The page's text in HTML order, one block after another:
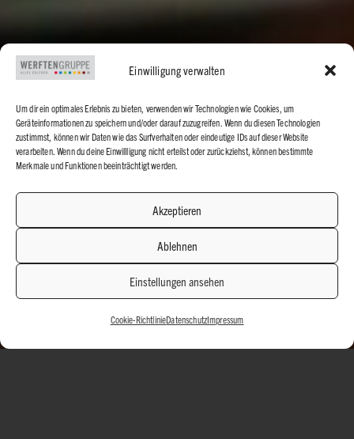
Einwilligung verwalten
Um dir ein optimales Erlebnis zu bieten, verwenden wir Technologien wie Cookies, um
Geräteinformationen zu speichern und/oder darauf zuzugreifen. Wenn du diesen Technologien
zustimmst, können wir Daten wie das Surfverhalten oder eindeutige IDs auf dieser Website
verarbeiten. Wenn du deine Einwillligung nicht erteilst oder zurückziehst, können bestimmte
Merkmale und Funktionen beeinträchtigt werden.
Akzeptieren
Ablehnen
Einstellungen ansehen
Cookie-RichtlinieDatenschutzImpressum